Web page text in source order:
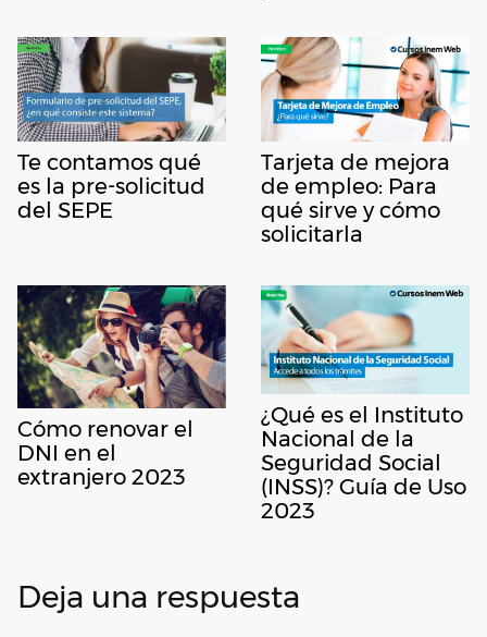
Te contamos qué
es la pre-solicitud
del SEPE
Tarjeta de mejora
de empleo: Para
qué sirve y cómo
solicitarla
Cómo renovar el
DNI en el
extranjero 2023
¿Qué es el Instituto
Nacional de la
Seguridad Social
(INSS)? Guía de Uso
2023
Deja una respuesta